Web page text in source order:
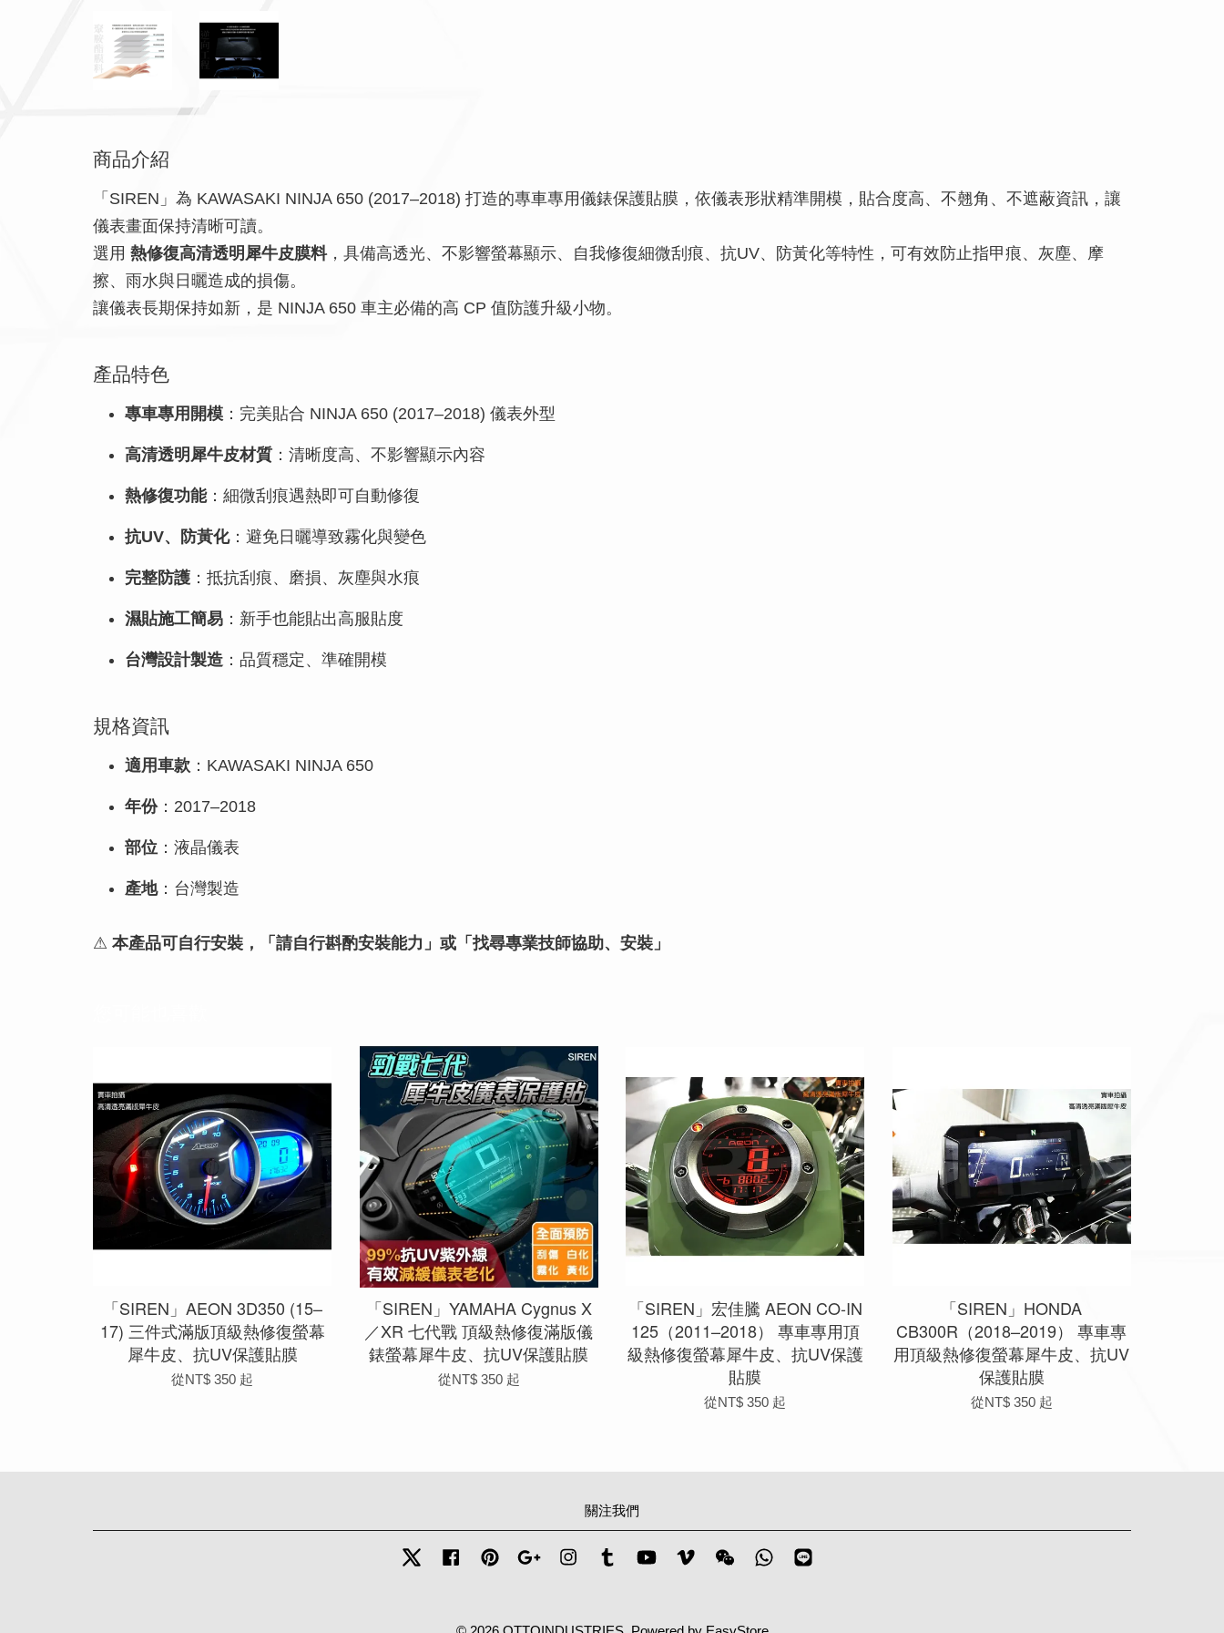
商品介紹
「SIREN」為 KAWASAKI NINJA 650 (2017–2018) 打造的專車專用儀錶保護貼膜，依儀表形狀精準開模，貼合度高、不翹角、不遮蔽資訊，讓
儀表畫面保持清晰可讀。
選用 熱修復高清透明犀牛皮膜料，具備高透光、不影響螢幕顯示、自我修復細微刮痕、抗UV、防黃化等特性，可有效防止指甲痕、灰塵、摩
擦、雨水與日曬造成的損傷。
讓儀表長期保持如新，是 NINJA 650 車主必備的高 CP 值防護升級小物。
產品特色
專車專用開模 ：完美貼合 NINJA 650 (2017–2018) 儀表外型
高清透明犀牛皮材質 ：清晰度高、不影響顯示內容
熱修復功能：細微刮痕遇熱即可自動修復
抗UV、防黃化：避免日曬導致霧化與變色
完整防護 ：抵抗刮痕、磨損、灰塵與水痕
濕貼施工簡易 ：新手也能貼出高服貼度
台灣設計製造 ：品質穩定、準確開模
規格資訊
適用車款 ：KAWASAKI NINJA 650
年份：2017–2018
部位 ：液晶儀表
產地：台灣製造
⚠ 本產品可自行安裝，「請自行斟酌安裝能力」或「找尋專業技師協助、安裝」
「SIREN」AEON 3D350 (15–
17) 三件式滿版頂級熱修復螢幕
犀牛皮、抗UV保護貼膜
從NT$ 350 起
「SIREN」YAMAHA Cygnus X
／XR 七代戰 頂級熱修復滿版儀
錶螢幕犀牛皮、抗UV保護貼膜
從NT$ 350 起
「SIREN」宏佳騰 AEON CO-IN
125（2011–2018） 專車專用頂
級熱修復螢幕犀牛皮、抗UV保護
貼膜
從NT$ 350 起
「SIREN」HONDA
CB300R（2018–2019） 專車專
用頂級熱修復螢幕犀牛皮、抗UV
保護貼膜
從NT$ 350 起
關注我們
Twitter FacebookPinterestGoogle InstagramTumblr YouTubeVimeo Wechat Whatsapp